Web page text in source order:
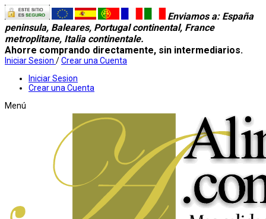
Enviamos a: España
peninsula, Baleares, Portugal continental, France
metroplitane, Italia continentale.
Ahorre comprando directamente, sin intermediarios.
Iniciar Sesion /Crear una Cuenta
Iniciar Sesion
Crear una Cuenta
Menú